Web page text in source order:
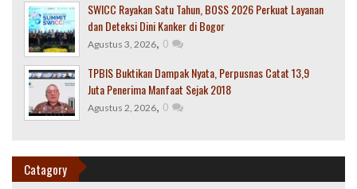
SWICC Rayakan Satu Tahun, BOSS 2026 Perkuat Layanan
dan Deteksi Dini Kanker di Bogor
Agustus 3, 2026, 0
TPBIS Buktikan Dampak Nyata, Perpusnas Catat 13,9
Juta Penerima Manfaat Sejak 2018
Agustus 2, 2026, 0
Catagory